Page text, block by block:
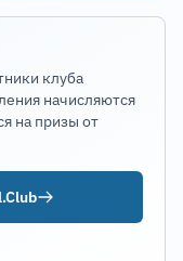
клуба
начисляются
на призы от